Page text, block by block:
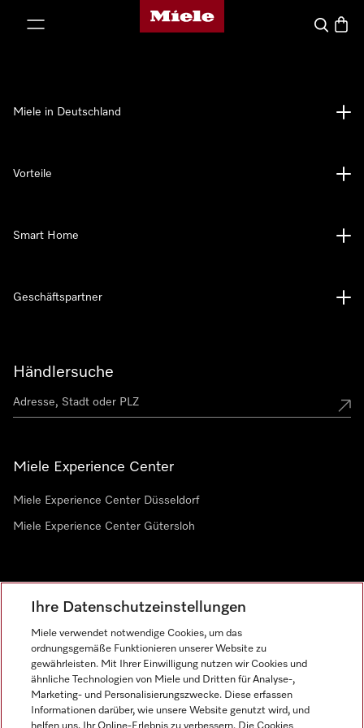
Miele-Homepage
Suche
Händlersuche
Miele Experience Center
Miele Experience Center Düsseldorf
Miele Experience Center Gütersloh
Miele in Deutschland
Vorteile
Smart Home
Geschäftspartner
Ihre Datenschutzeinstellungen
Miele verwendet notwendige Cookies, um das
ordnungsgemäße Funktionieren unserer Website zu
gewährleisten. Mit Ihrer Einwilligung nutzen wir Cookies und
ähnliche Technologien von Miele und Dritten für Analyse-,
Marketing- und Personalisierungszwecke. Diese erfassen
Informationen darüber, wie unsere Website genutzt wird, und